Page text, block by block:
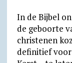
In de Bijbel
de geboorte
christenen
definitief